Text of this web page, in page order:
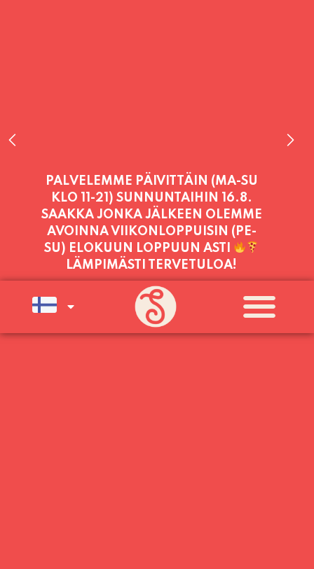
PALVELEMME PÄIVITTÄIN (MA-SU
KLO 11-21) SUNNUNTAIHIN 16.8.
SAAKKA JONKA JÄLKEEN OLEMME
AVOINNA VIIKONLOPPUISIN (PE-
SU) ELOKUUN LOPPUUN ASTI
LÄMPIMÄSTI TERVETULOA!
PALVELEMME TÄNÄÄN:
PERJANTAI11:00 - 21:00